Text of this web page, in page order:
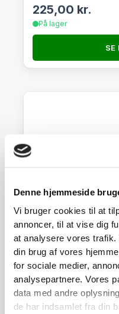
Denne hjemmeside
Vi bruger cookies til at
annoncer, til at vise dig
at analysere vores
din brug af vores
for sociale medier,
analysepartnere. Vores
data med andre
de har indsamlet fra din
225,00 kr.
På lager
SE
Stadekniv og
99,00kr.
På lager